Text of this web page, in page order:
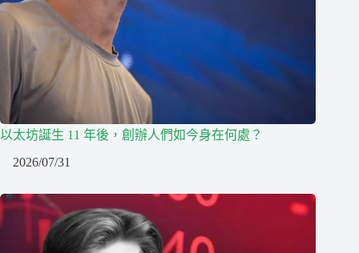
以太坊誕生 11 年後，創辦人們如今身在何處？
2026/07/31